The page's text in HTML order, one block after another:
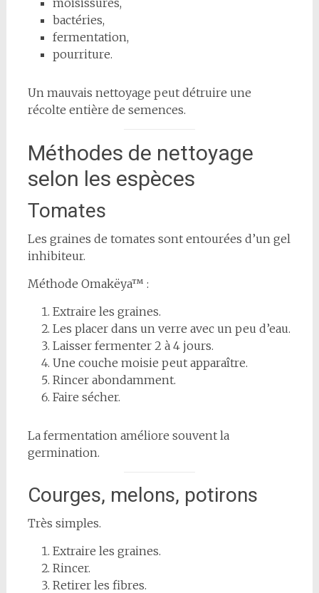
bactéries,
fermentation,
pourriture.
Un mauvais nettoyage peut détruire une
récolte entière de semences.
Méthodes de nettoyage
selon les espèces
Tomates
Les graines de tomates sont entourées d’un gel
inhibiteur.
Méthode Omakëya™ :
Extraire les graines.
Les placer dans un verre avec un peu d’eau.
Laisser fermenter 2 à 4 jours.
Une couche moisie peut apparaître.
Rincer abondamment.
Faire sécher.
La fermentation améliore souvent la
germination.
Courges, melons, potirons
Très simples.
Extraire les graines.
Rincer.
Retirer les fibres.